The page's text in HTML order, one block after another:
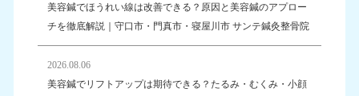
美容鍼でほうれい線は改善できる？原因と美容鍼のアプロー
チを徹底解説｜守口市・門真市・寝屋川市 サンテ鍼灸整骨院
2026.08.06
美容鍼でリフトアップは期待できる？たるみ・むくみ・小顔